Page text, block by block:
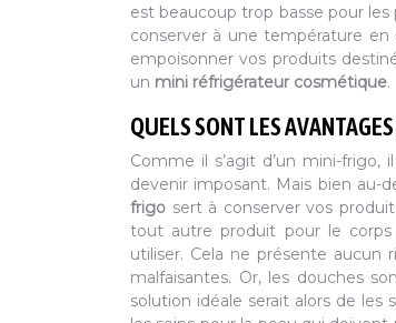
est beaucoup trop basse pour
conserver à une température en
empoisonner vos produits
un mini réfrigérateur cosmétique.
QUELS SONT LES
Comme il s’agit d’un mini-
devenir imposant. Mais bien au-
frigo sert à conserver vos
tout autre produit pour le
utiliser. Cela ne présente aucun
malfaisantes. Or, les douches
solution idéale serait alors de les